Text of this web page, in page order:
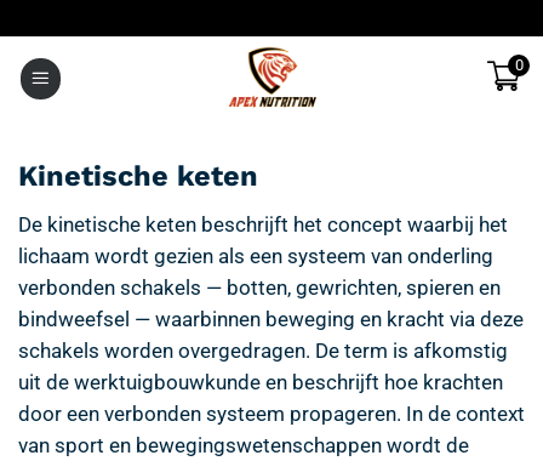
inhoud
0
Kinetische keten
De kinetische keten beschrijft het concept waarbij het
lichaam wordt gezien als een systeem van onderling
verbonden schakels — botten, gewrichten, spieren en
bindweefsel — waarbinnen beweging en kracht via deze
schakels worden overgedragen. De term is afkomstig
uit de werktuigbouwkunde en beschrijft hoe krachten
door een verbonden systeem propageren. In de context
van sport en bewegingswetenschappen wordt de